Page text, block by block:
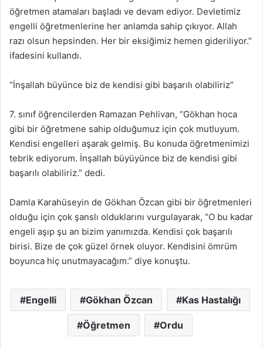
öğretmen atamaları başladı ve devam ediyor. Devletimiz
engelli öğretmenlerine her anlamda sahip çıkıyor. Allah
razı olsun hepsinden. Her bir eksiğimiz hemen gideriliyor.”
ifadesini kullandı.
“İnşallah büyünce biz de kendisi gibi başarılı olabiliriz”
7. sınıf öğrencilerden Ramazan Pehlivan, “Gökhan hoca
gibi bir öğretmene sahip olduğumuz için çok mutluyum.
Kendisi engelleri aşarak gelmiş. Bu konuda öğretmenimizi
tebrik ediyorum. İnşallah büyüyünce biz de kendisi gibi
başarılı olabiliriz.” dedi.
Damla Karahüseyin de Gökhan Özcan gibi bir öğretmenleri
olduğu için çok şanslı olduklarını vurgulayarak, “O bu kadar
engeli aşıp şu an bizim yanımızda. Kendisi çok başarılı
birisi. Bize de çok güzel örnek oluyor. Kendisini ömrüm
boyunca hiç unutmayacağım.” diye konuştu.
Engelli Gökhan Özcan Kas Hastalığı
Öğretmen Ordu